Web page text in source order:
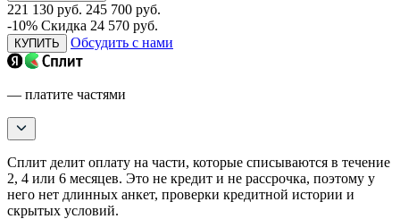
221 130 руб. 245 700 руб.
-10% Скидка 24 570 руб.
КУПИТЬ Обсудить с нами
— платите частями
Сплит делит оплату на части, которые списываются в течение
2, 4 или 6 месяцев. Это не кредит и не рассрочка, поэтому у
него нет длинных анкет, проверки кредитной истории и
скрытых условий.